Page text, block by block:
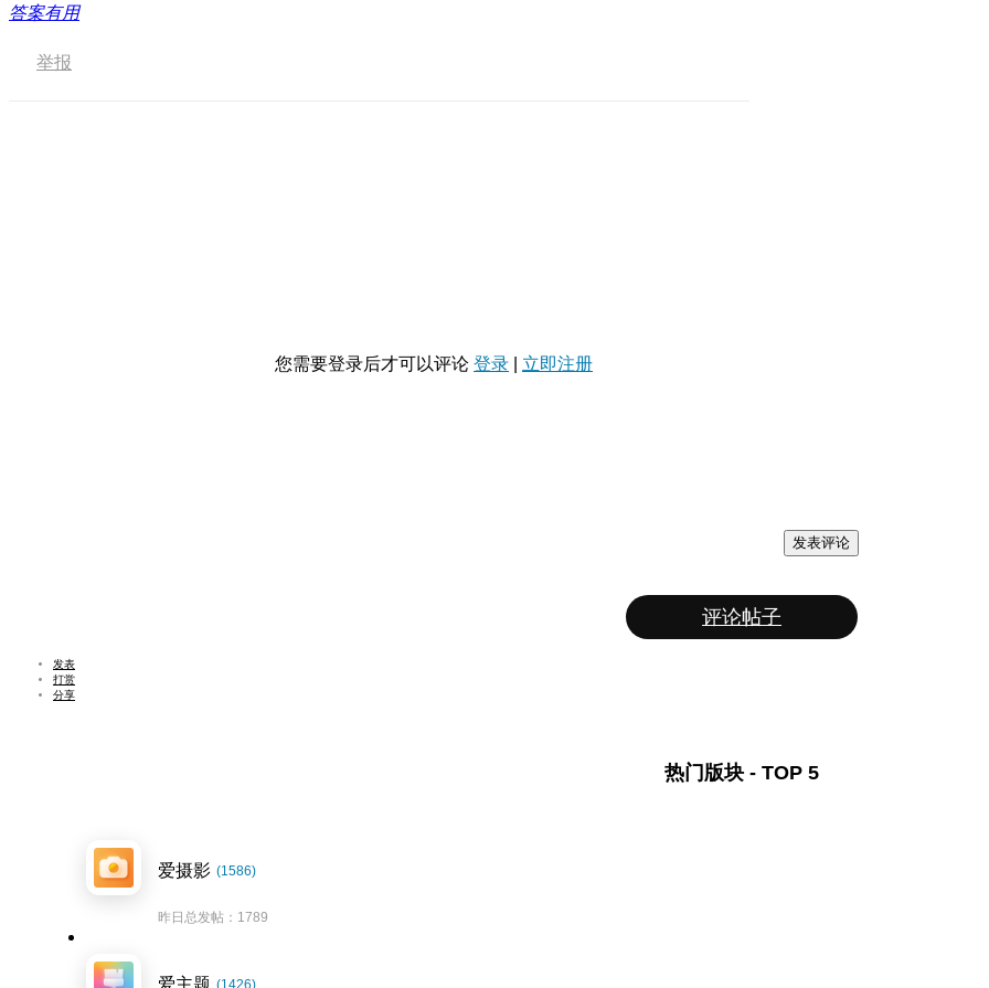
答案有用
举报
您需要登录后才可以评论 登录 立即注册
发表评论
评论帖子
发表
打赏
分享
热门版块 - TOP 5
爱摄影 (1586)
昨日总发帖：1789
爱主题 (1426)